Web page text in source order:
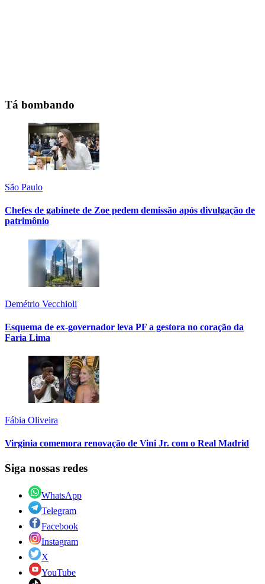
Tá bombando
São Paulo
Chefes de gabinete de Zoe pedem demissão após divulgação de
patrimônio
Demétrio Vecchioli
Esquema de ex-governador leva PF a gestora no coração da
Faria Lima
Fábia Oliveira
Virginia comemora renovação de Vini Jr. com o Real Madrid
Siga nossas redes
WhatsApp
Telegram
Facebook
Instagram
X
YouTube